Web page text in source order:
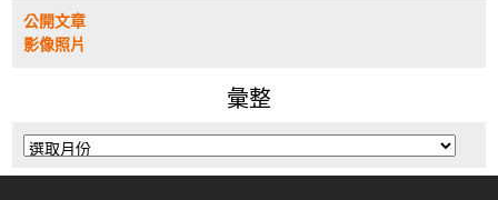
公開文章
影像照片
彙整
彙